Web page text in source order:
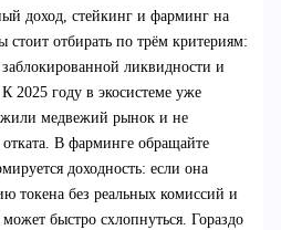
доход, стейкинг и фарминг на
отбирать по трём критериям:
ликвидности и
2025 году в экосистеме уже
медвежий рынок и не
В фарминге обращайте
доходность: если она
токена без реальных комиссий и
быстро схлопнуться. Гораздо